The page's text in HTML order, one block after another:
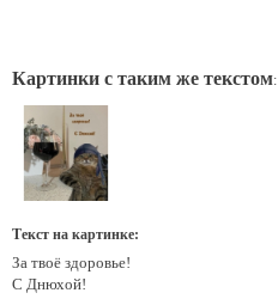
Картинки с таким же текстом:
Текст на картинке:
За твоё здоровье!
С Днюхой!